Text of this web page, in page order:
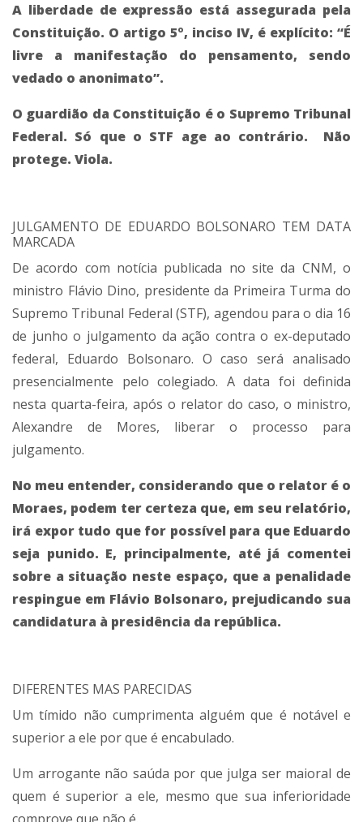
A liberdade de expressão está assegurada pela
Constituição. O artigo 5º, inciso IV, é explícito: “É
livre a manifestação do pensamento, sendo
vedado o anonimato”.
O guardião da Constituição é o Supremo Tribunal
Federal. Só que o STF age ao contrário. Não
protege. Viola.
JULGAMENTO DE EDUARDO BOLSONARO TEM DATA
MARCADA
De acordo com notícia publicada no site da CNM, o
ministro Flávio Dino, presidente da Primeira Turma do
Supremo Tribunal Federal (STF), agendou para o dia 16
de junho o julgamento da ação contra o ex-deputado
federal, Eduardo Bolsonaro. O caso será analisado
presencialmente pelo colegiado. A data foi definida
nesta quarta-feira, após o relator do caso, o ministro,
Alexandre de Mores, liberar o processo para
julgamento.
No meu entender, considerando que o relator é o
Moraes, podem ter certeza que, em seu relatório,
irá expor tudo que for possível para que Eduardo
seja punido. E, principalmente, até já comentei
sobre a situação neste espaço, que a penalidade
respingue em Flávio Bolsonaro, prejudicando sua
candidatura à presidência da república.
DIFERENTES MAS PARECIDAS
Um tímido não cumprimenta alguém que é notável e
superior a ele por que é encabulado.
Um arrogante não saúda por que julga ser maioral de
quem é superior a ele, mesmo que sua inferioridade